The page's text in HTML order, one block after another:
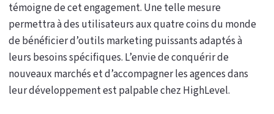
témoigne de cet engagement. Une telle mesure
permettra à des utilisateurs aux quatre coins du monde
de bénéficier d’outils marketing puissants adaptés à
leurs besoins spécifiques. L’envie de conquérir de
nouveaux marchés et d’accompagner les agences dans
leur développement est palpable chez HighLevel.